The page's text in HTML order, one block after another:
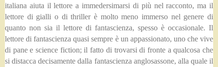
italiana aiuta il lettore a immedersimarsi di più nel racconto, ma il
lettore di gialli o di thriller è molto meno immerso nel genere di
quanto non sia il lettore di fantascienza, spesso è occasionale. Il
lettore di fantascienza quasi sempre è un appassionato, uno che vive
di pane e science fiction; il fatto di trovarsi di fronte a qualcosa che
si distacca decisamente dalla fantascienza anglosassone, alla quale il